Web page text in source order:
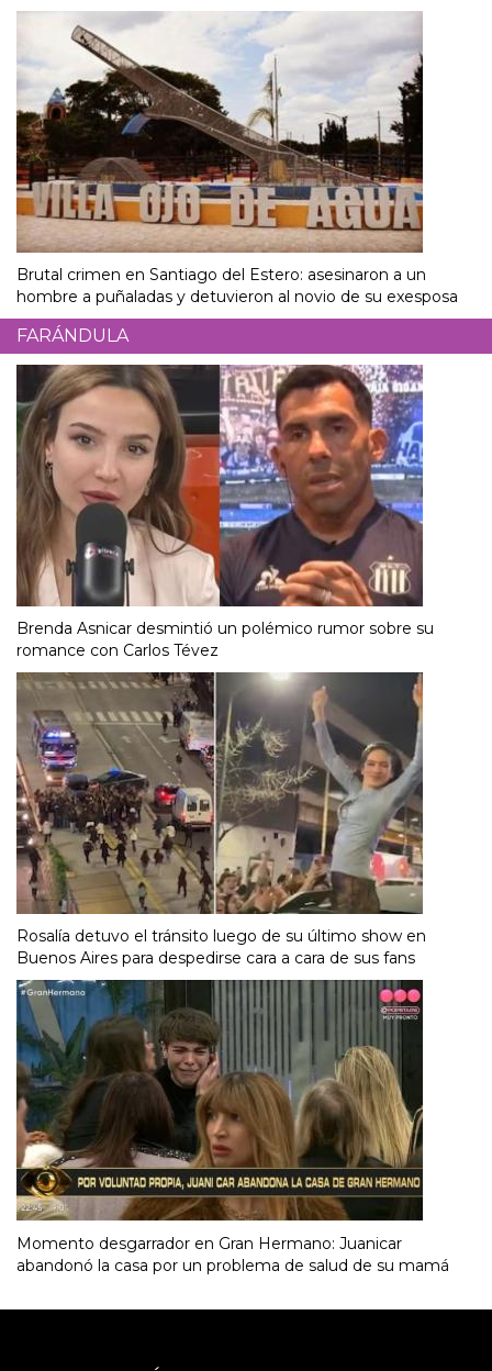
Brutal crimen en Santiago del Estero: asesinaron a un
hombre a puñaladas y detuvieron al novio de su exesposa
FARÁNDULA
Brenda Asnicar desmintió un polémico rumor sobre su
romance con Carlos Tévez
Rosalía detuvo el tránsito luego de su último show en
Buenos Aires para despedirse cara a cara de sus fans
Momento desgarrador en Gran Hermano: Juanicar
abandonó la casa por un problema de salud de su mamá